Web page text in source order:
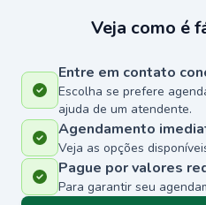
Veja como é
Entre em contato
Escolha se prefere
ajuda de um atendente.
Agendamento
Veja as opções
Pague por valores
Para garantir seu